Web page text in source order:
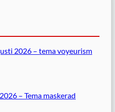
2026 – tema voyeurism
– Tema maskerad